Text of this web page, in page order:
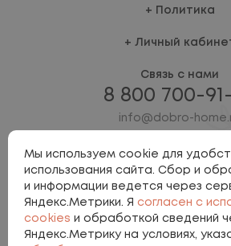
Политика
Личный
Связь с нами
8 800 700-
info@dobro-
Мы используем cookie для
использования сайта. Сбор и
и информации ведется через
Яндекс.Метрики. Я согласен с
cookies и обработкой сведений
Яндекс.Метрику на условиях,